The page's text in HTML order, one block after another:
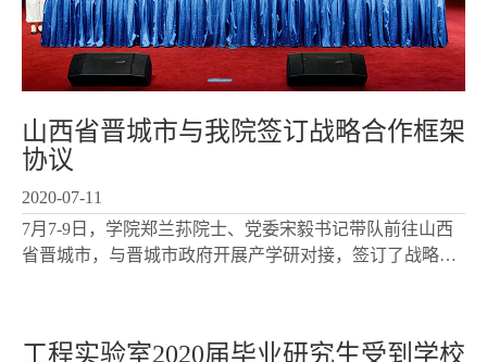
山西省晋城市与我院签订战略合作框架
协议
2020-07-11
7月7-9日，学院郑兰荪院士、党委宋毅书记带队前往山西
省晋城市，与晋城市政府开展产学研对接，签订了战略合
工程实验室2020届毕业研究生受到学校